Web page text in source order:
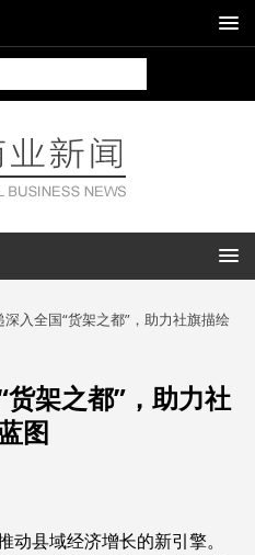
深入全国“货架之都”，助力社旗描绘
架之都”，助力社
图
县域经济增长的新引擎。